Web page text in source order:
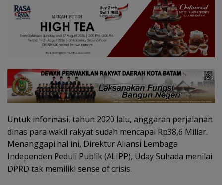
Untuk informasi, tahun 2020 lalu, anggaran perjalanan
dinas para wakil rakyat sudah mencapai Rp38,6 Miliar.
Menanggapi hal ini, Direktur Aliansi Lembaga
Independen Peduli Publik (ALIPP), Uday Suhada menilai
DPRD tak memiliki sense of crisis.